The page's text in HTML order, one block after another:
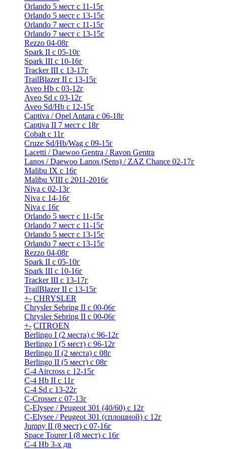
Orlando 5 мест с 11-15г
Orlando 5 мест с 13-15г
Orlando 7 мест с 11-15г
Orlando 7 мест с 13-15г
Rezzo 04-08г
Spark II с 05-10г
Spark III с 10-16г
Tracker III с 13-17г
TrailBlazer II с 13-15г
Aveo Hb с 03-12г
Aveo Sd с 03-12г
Aveo Sd/Hb с 12-15г
Captiva / Opel Antara с 06-18г
Captiva II 7 мест с 18г
Cobalt с 11г
Cruze Sd/Hb/Wag c 09-15г
Lacetti / Daewoo Gentra / Ravon Gentra
Lanos / Daewoo Lanos (Sens) / ZAZ Chance 02-17г
Malibu IX с 16г
Malibu VIII с 2011-2016г
Niva с 02-13г
Niva с 14-16г
Niva с 16г
Orlando 5 мест с 11-15г
Orlando 7 мест с 11-15г
Orlando 5 мест с 13-15г
Orlando 7 мест с 13-15г
Rezzo 04-08г
Spark II с 05-10г
Spark III с 10-16г
Tracker III с 13-17г
TrailBlazer II с 13-15г
+- CHRYSLER
Chrysler Sebring II с 00-06г
Chrysler Sebring II с 00-06г
+- CITROEN
Berlingo I (2 места) с 96-12г
Berlingo I (5 мест) с 96-12г
Berlingo II (2 места) с 08г
Berlingo II (5 мест) с 08г
C-4 Airсross с 12-15г
C-4 Hb II с 11г
C-4 Sd c 13-22г
C-Crosser с 07-13г
C-Elysee / Peugeot 301 (40/60) с 12г
C-Elysee / Peugeot 301 (сплошной) с 12г
Jumpy II (8 мест) с 07-16г
Space Tourer I (8 мест) с 16г
С-4 Hb 3-х дв